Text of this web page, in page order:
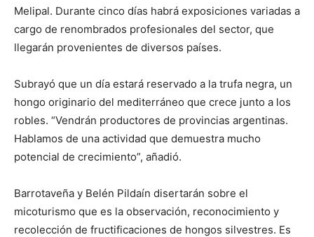
Melipal. Durante cinco días habrá exposiciones variadas a
cargo de renombrados profesionales del sector, que
llegarán provenientes de diversos países.
Subrayó que un día estará reservado a la trufa negra, un
hongo originario del mediterráneo que crece junto a los
robles. “Vendrán productores de provincias argentinas.
Hablamos de una actividad que demuestra mucho
potencial de crecimiento”, añadió.
Barrotaveña y Belén Pildaín disertarán sobre el
micoturismo que es la observación, reconocimiento y
recolección de fructificaciones de hongos silvestres. Es